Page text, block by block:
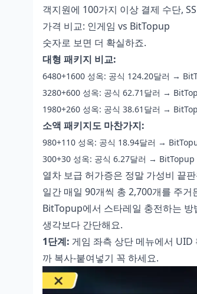
객지원에 100가지 이상 결제 수단,
가격 비교: 인게임 vs BitTopup
숫자로 보면 더 확실하죠.
대형 패키지 비교:
6480+1600 성옥: 공식 124.20달러 →
3280+600 성옥: 공식 62.71달러 →
1980+260 성옥: 공식 38.61달러 →
소액 패키지도 마찬가지:
980+110 성옥: 공식 18.94달러 →
300+30 성옥: 공식 6.27달러 → BitTopup
열차 보급 허가증은 정말 가성비 끝
일간 매일 90개씩 총 2,700개를 주거
BitTopup에서 스타레일 충전하는 방
생각보다 간단해요.
1단계: 게임 좌측 상단 메뉴에서
까 복사-붙여넣기 꼭 하세요.